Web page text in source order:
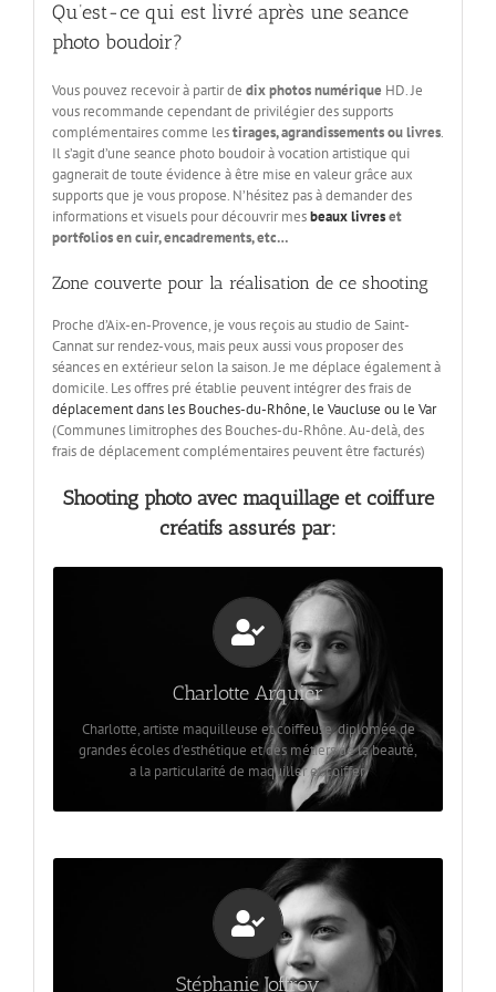
Qu’est-ce qui est livré après une seance
photo boudoir?
Vous pouvez recevoir à partir de dix photos numérique HD. Je
vous recommande cependant de privilégier des supports
complémentaires comme lestirages, agrandissements ou livres.
Il s’agit d’une seance photo boudoir à vocation artistique qui
gagnerait de toute évidence à être mise en valeur grâce aux
supports que je vous propose. N’hésitez pas à demander des
informations et visuels pour découvrir mesbeaux livreset
portfolios en cuir, encadrements, etc…
Zone couverte pour la réalisation de ce shooting
Proche d’Aix-en-Provence, je vous reçois au studio de Saint-
Cannat sur rendez-vous, mais peux aussi vous proposer des
séances en extérieur selon la saison. Je me déplace également à
domicile. Les offres pré établie peuvent intégrer des frais de
déplacement dans les Bouches-du-Rhône, le Vaucluse ou le Var
(Communes limitrophes des Bouches-du-Rhône. Au-delà, des
frais de déplacement complémentaires peuvent être facturés)
Shooting photo avec maquillage et coiffure
créatifs assurés par:
Charlotte Arquier
Charlotte, artiste maquilleuse et coiffeuse, diplomée de
grandes écoles d'esthétique et des métiers de la beauté,
a la particularité de maquiller et coiffer.
Entre polyvalence et maitrise.
Charlotte vous propose une mise en beauté totale, du
maquillage à la coiffure, de la réalisation la plus simple, à
la création la plus sophistiquée. Habituée des projets
publicitaire et des clients les plus exigeants, rien ne lui
fait peur!
Stéphanie Joffroy
Créativité et technicité
Stéphanie vous propose un maquillage adapté aux prises
de vues, du style le plus simple et naturel, à la mise en
beauté la plus technique. Habituée à travailler pour